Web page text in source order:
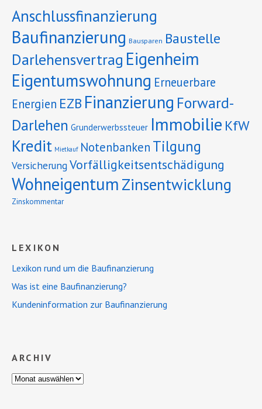
Anschlussfinanzierung
Baufinanzierung Bausparen Baustelle
Darlehensvertrag Eigenheim
Eigentumswohnung Erneuerbare
Energien EZB Finanzierung Forward-
Darlehen Grunderwerbssteuer Immobilie KfW
Kredit Mietkauf Notenbanken Tilgung
VersicherungVorfälligkeitsentschädigung
Wohneigentum Zinsentwicklung
Zinskommentar
LEXIKON
Lexikon rund um die Baufinanzierung
Was ist eine Baufinanzierung?
Kundeninformation zur Baufinanzierung
ARCHIV